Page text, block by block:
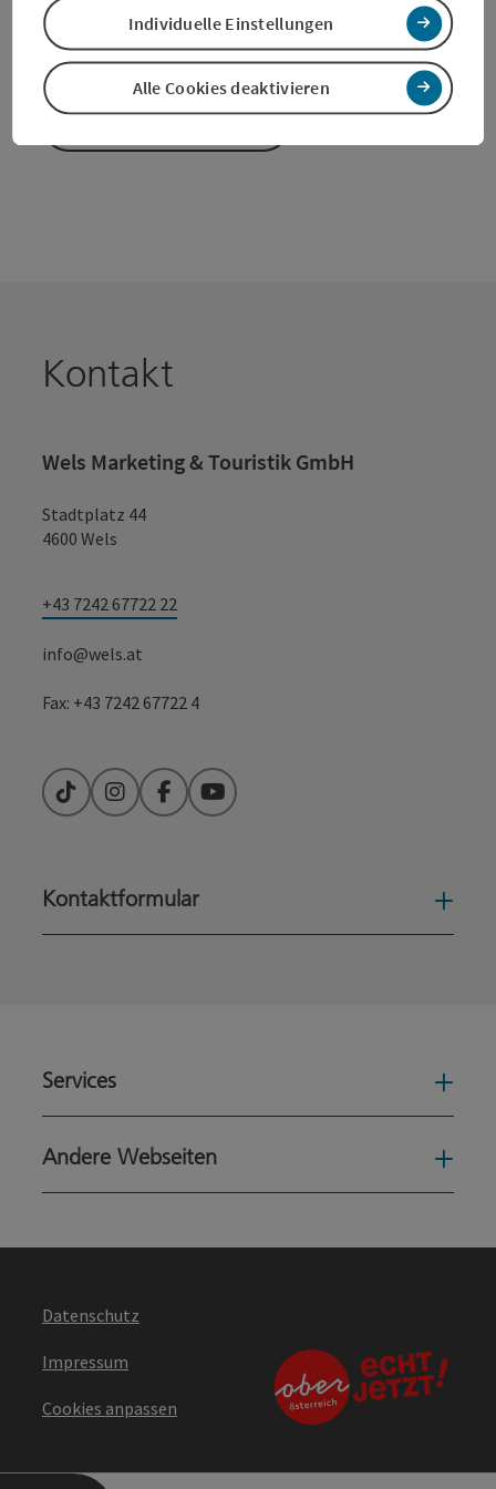
Kerzen wieder an!
Autor: unbekannt
Kontakt
Wels Marketing & Touristik GmbH
Stadtplatz 44
4600 Wels
+43 7242 67722 22
info@wels.at
Fax: +43 7242 67722 4
TikTokInstagramFacebookYouTube
Kontaktformular
Services
Andere Webseiten
Datenschutz
Impressum
Cookies anpassen
Alle Cookies deaktivieren
Individuelle Einstellungen